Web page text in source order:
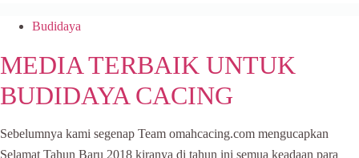
Budidaya
MEDIA TERBAIK UNTUK
BUDIDAYA CACING
Sebelumnya kami segenap Team omahcacing.com mengucapkan
Selamat Tahun Baru 2018 kiranya di tahun ini semua keadaan para